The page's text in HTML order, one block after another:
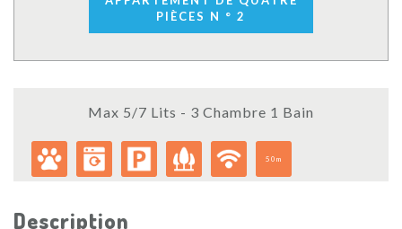
PIÈCES N ° 2
Max 5/7 Lits - 3 Chambre 1 Bain
50m
Description